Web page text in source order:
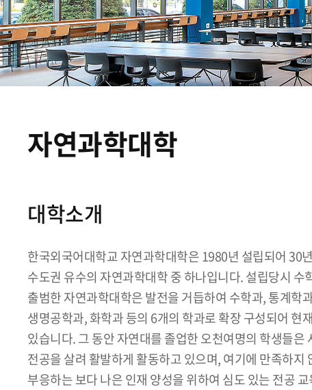
자연과학대학
대학소개
한국외국어대학교 자연과학대학은 1980년 설립되어 30
수도권 유수의 자연과학대학 중 하나입니다. 설립당시 수
출범한 자연과학대학은 발전을 거듭하여 수학과, 통계학
생명공학과, 화학과 등의 6개의 학과로 확장 구성되어 현
있습니다. 그 동안 자연대를 졸업한 오천여명의 학생들은
전공을 살려 활발하게 활동하고 있으며, 여기에 만족하지
부응하는 보다 나은 인재 양성을 위하여 심도 있는 전공